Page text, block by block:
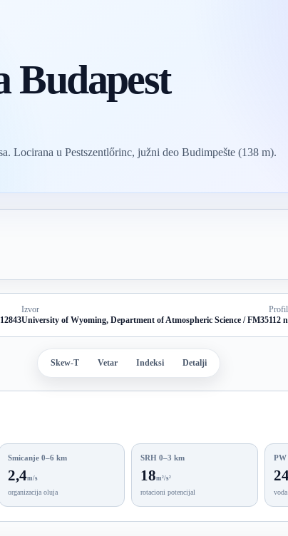
Budapest
Locirana u Pestszentlőrinc, južni deo Budimpešte (138 m).
Izvor
University of Wyoming, Department of Atmospheric Science / FM35
Profil
112
Skew-T Vetar Indeksi Detalji
Smicanje 0–6 km
2,4m/s
organizacija oluja
SRH 0–3 km
18m²/s²
rotacioni potencijal
PW